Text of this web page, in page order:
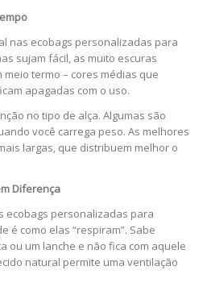
nas ecobags personalizadas para
sujam fácil, as muito escuras
termo – cores médias que
apagadas com o uso.
no tipo de alça. Algumas são
você carrega peso. As melhores
largas, que distribuem melhor o
Diferença
ecobags personalizadas para
é como elas “respiram”. Sabe
ou um lanche e não fica com aquele
natural permite uma ventilação